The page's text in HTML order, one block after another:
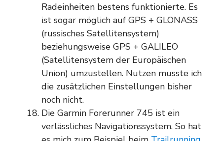
Radeinheiten bestens funktionierte. Es
ist sogar möglich auf GPS + GLONASS
(russisches Satellitensystem)
beziehungsweise GPS + GALILEO
(Satellitensystem der Europäischen
Union) umzustellen. Nutzen musste ich
die zusätzlichen Einstellungen bisher
noch nicht.
Die Garmin Forerunner 745 ist ein
verlässliches Navigationssystem. So hat